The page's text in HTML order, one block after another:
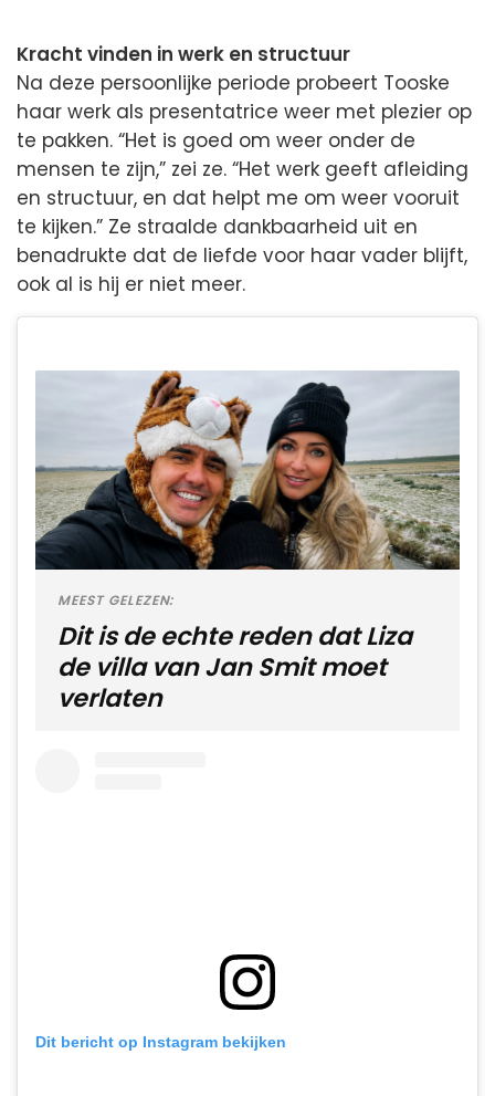
Kracht vinden in werk en structuur
Na deze persoonlijke periode probeert Tooske
haar werk als presentatrice weer met plezier op
te pakken. “Het is goed om weer onder de
mensen te zijn,” zei ze. “Het werk geeft afleiding
en structuur, en dat helpt me om weer vooruit
te kijken.” Ze straalde dankbaarheid uit en
benadrukte dat de liefde voor haar vader blijft,
ook al is hij er niet meer.
MEEST GELEZEN:
Dit is de echte reden dat Liza
de villa van Jan Smit moet
verlaten
Dit bericht op Instagram bekijken